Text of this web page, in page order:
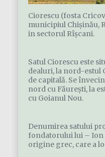
Ciorescu (fosta
municipiul Chișinău,
in sectorul Rîșcani.
Satul Ciorescu este
dealuri, la nord-estul
de capitală. Se
nord cu Făurești, la
cu Goianul Nou.
Denumirea satului
fondatorului lui – Ion
origine grec, care a